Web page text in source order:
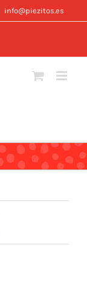
info@piezitos.es